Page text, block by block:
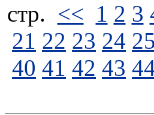
стp. << 1 2 3
21 22 23 24 25
40 41 42 43